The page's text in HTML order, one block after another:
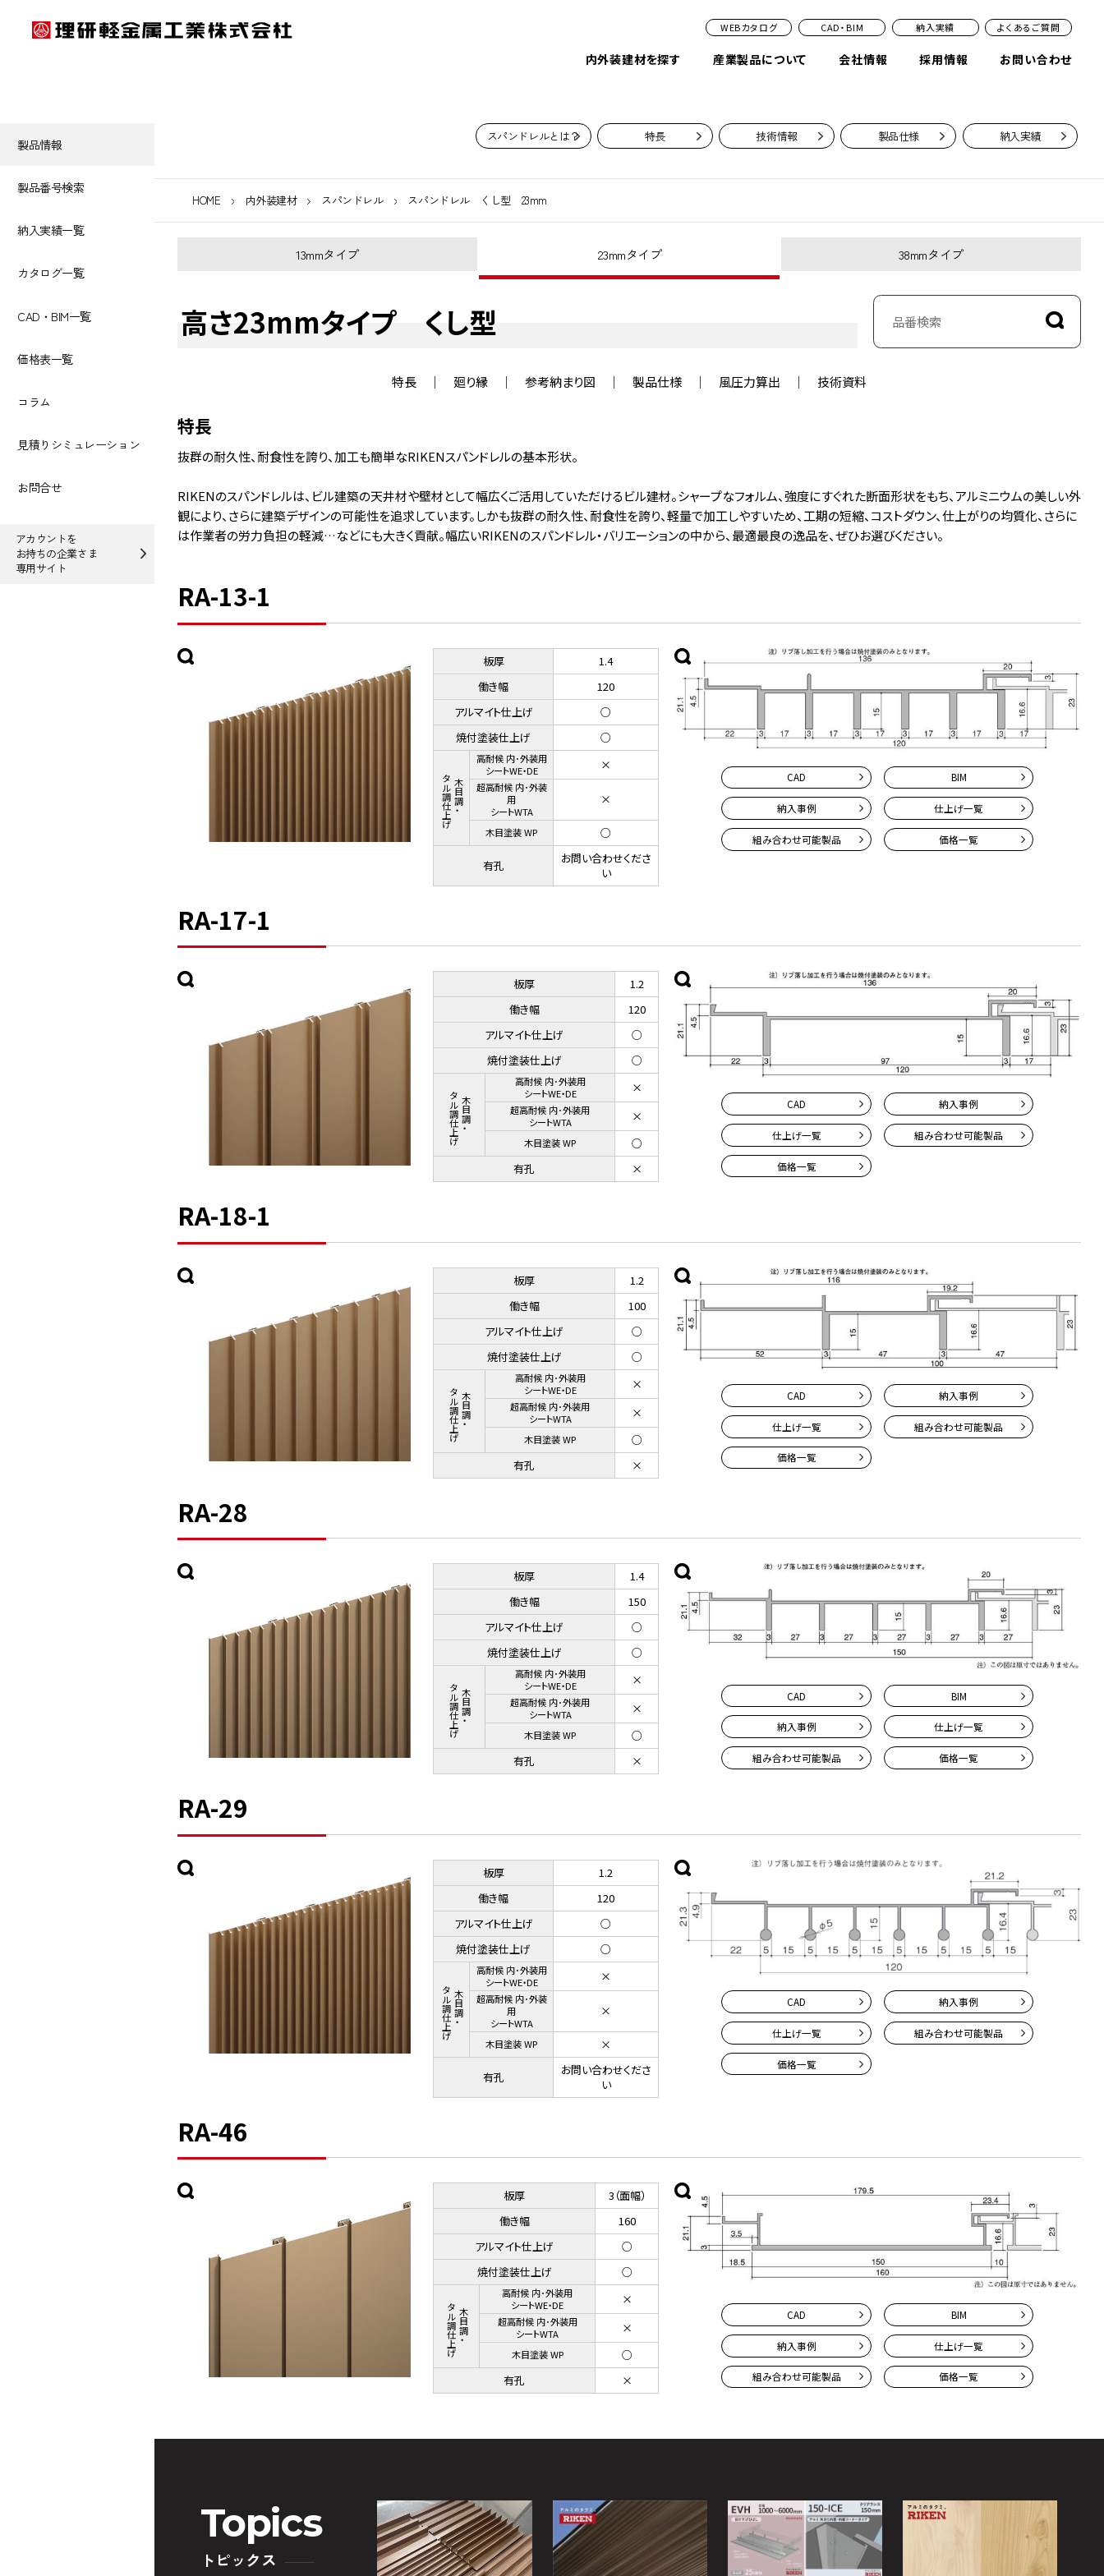
内外装建材を探す 産業製品について 会社情報 採用情報 お問い合わせ
WEBカタログ CAD・BIM 納入実績 よくあるご質問
製品情報
製品番号検索
納入実績一覧
カタログ一覧
CAD・BIM一覧
価格表一覧
コラム
見積りシミュレーション
お問合せ
アカウントを
お持ちの企業さま
専用サイト
スパンドレルとは？ 特長 技術情報 製品仕様 納入実績
HOME 内外装建材 スパンドレル スパンドレル くし型 23mm
13mmタイプ 23mmタイプ 38mmタイプ
高さ23mmタイプ くし型
特長 廻り縁 参考納まり図 製品仕様 風圧力算出 技術資料
特長
抜群の耐久性、耐食性を誇り、加工も簡単なRIKENスパンドレルの基本形状。
RIKENのスパンドレルは、ビル建築の天井材や壁材として幅広くご活用していただけるビル建材。シャープなフォルム、強度にすぐれた断面形状をもち、アルミニウムの美しい外
観により、さらに建築デザインの可能性を追求しています。しかも抜群の耐久性、耐食性を誇り、軽量で加工しやすいため、工期の短縮、コストダウン、仕上がりの均質化、さらに
は作業者の労力負担の軽減…などにも大きく貢献。幅広いRIKENのスパンドレル・バリエーションの中から、最適最良の逸品を、ぜひお選びください。
RA-13-1
板厚
1.4
働き幅
120
アルマイト仕上げ
○
焼付塗装仕上げ
○
木目調・
メタル調仕上げ
高耐候 内･外装用
シートWE・DE
×
超高耐候 内･外装
用
シートWTA
×
木目塗装 WP ○
有孔
お問い合わせくださ
い
CAD BIM
納入事例 仕上げ一覧
組み合わせ可能製品 価格一覧
RA-17-1
板厚
1.2
働き幅
120
アルマイト仕上げ
○
焼付塗装仕上げ
○
木目調・
メタル調仕上げ
高耐候 内･外装用
シートWE・DE
×
超高耐候 内･外装用
シートWTA
×
木目塗装 WP
○
有孔
×
CAD 納入事例
仕上げ一覧 組み合わせ可能製品
価格一覧
RA-18-1
板厚
1.2
働き幅
100
アルマイト仕上げ
○
焼付塗装仕上げ
○
木目調・
メタル調仕上げ
高耐候 内･外装用
シートWE・DE
×
超高耐候 内･外装用
シートWTA
×
木目塗装 WP
○
有孔
×
CAD 納入事例
仕上げ一覧 組み合わせ可能製品
価格一覧
RA-28
板厚
1.4
働き幅
150
アルマイト仕上げ
○
焼付塗装仕上げ
○
木目調・
メタル調仕上げ
高耐候 内･外装用
シートWE・DE
×
超高耐候 内･外装用
シートWTA
×
木目塗装 WP
○
有孔
×
CAD BIM
納入事例 仕上げ一覧
組み合わせ可能製品 価格一覧
RA-29
板厚
1.2
働き幅
120
アルマイト仕上げ
○
焼付塗装仕上げ
○
木目調・
メタル調仕上げ
高耐候 内･外装用
シートWE・DE
×
超高耐候 内･外装
用
シートWTA
×
木目塗装 WP ×
有孔
お問い合わせくださ
い
CAD 納入事例
仕上げ一覧 組み合わせ可能製品
価格一覧
RA-46
板厚
3（面幅）
働き幅
160
アルマイト仕上げ
○
焼付塗装仕上げ
○
木目調・
メタル調仕上げ
高耐候 内･外装用
シートWE・DE
×
超高耐候 内･外装用
シートWTA
×
木目塗装 WP
○
有孔
×
CAD BIM
納入事例 仕上げ一覧
組み合わせ可能製品 価格一覧
Topics
トピックス